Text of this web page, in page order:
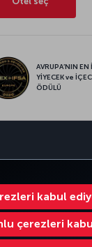
kabul
çerezleri
AVRUPA’NIN EN
YİYECEK ve
ÖDÜLÜ
HAVA YOLLARI